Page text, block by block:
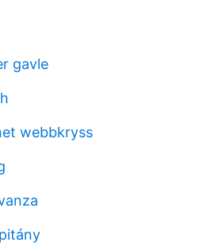
gavle
webbkryss